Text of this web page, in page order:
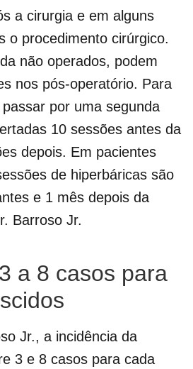
a cirurgia e em alguns
o procedimento cirúrgico.
não operados, podem
nos pós-operatório. Para
por uma segunda
10 sessões antes da
depois. Em pacientes
de hiperbáricas são
e 1 mês depois da
Barroso Jr.
a 8 casos para
Jr., a incidência da
3 e 8 casos para cada